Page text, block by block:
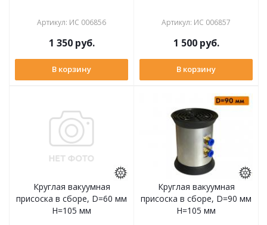
Артикул: ИС 006856
1 350руб.
В корзину
Артикул: ИС 006857
1 500руб.
В корзину
Круглая вакуумная
присоска в сборе, D=60 мм
H=105 мм
Круглая вакуумная
присоска в сборе, D=90 мм
H=105 мм